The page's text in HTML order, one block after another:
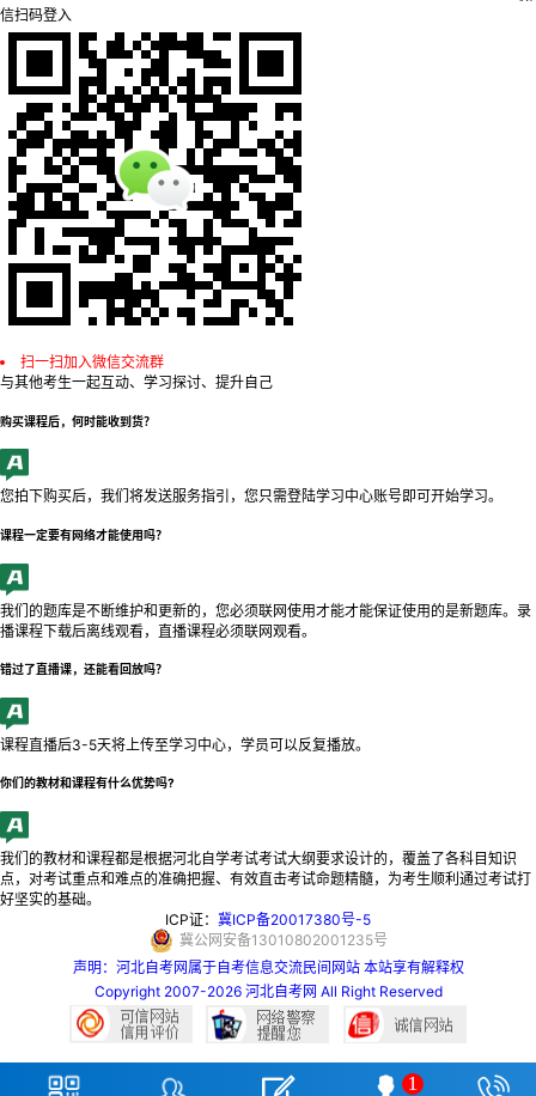
信扫码登入
扫一扫加入微信交流群
与其他考生一起互动、学习探讨、提升自己
购买课程后，何时能收到货？
您拍下购买后，我们将发送服务指引，您只需登陆学习中心账号即可开始学习。
课程一定要有网络才能使用吗？
我们的题库是不断维护和更新的，您必须联网使用才能才能保证使用的是新题库。录
播课程下载后离线观看，直播课程必须联网观看。
错过了直播课，还能看回放吗？
课程直播后3-5天将上传至学习中心，学员可以反复播放。
你们的教材和课程有什么优势吗?
我们的教材和课程都是根据河北自学考试考试大纲要求设计的，覆盖了各科目知识
点，对考试重点和难点的准确把握、有效直击考试命题精髓，为考生顺利通过考试打
好坚实的基础。
ICP证： 冀ICP备20017380号-5
冀公网安备13010802001235号
声明：河北自考网属于自考信息交流民间网站 本站享有解释权
Copyright 2007-2026 河北自考网 All Right Reserved
1